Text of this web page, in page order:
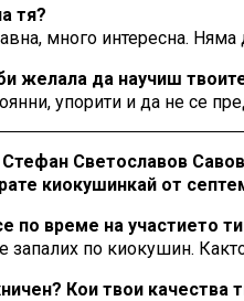
тя?
много интересна.
желала да научиш
упорити и да не се
Стефан Светославов
киокушинкай от
време на участието
по киокушин.
Кои твои качества